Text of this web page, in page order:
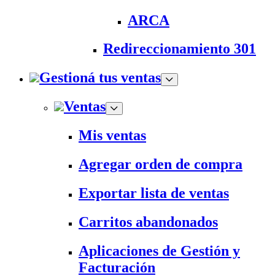
ARCA
Redireccionamiento 301
Gestioná tus ventas
Ventas
Mis ventas
Agregar orden de compra
Exportar lista de ventas
Carritos abandonados
Aplicaciones de Gestión y
Facturación